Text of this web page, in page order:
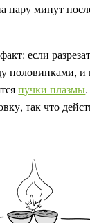
пару минут
если
половинками, и
пучки плазмы
так что